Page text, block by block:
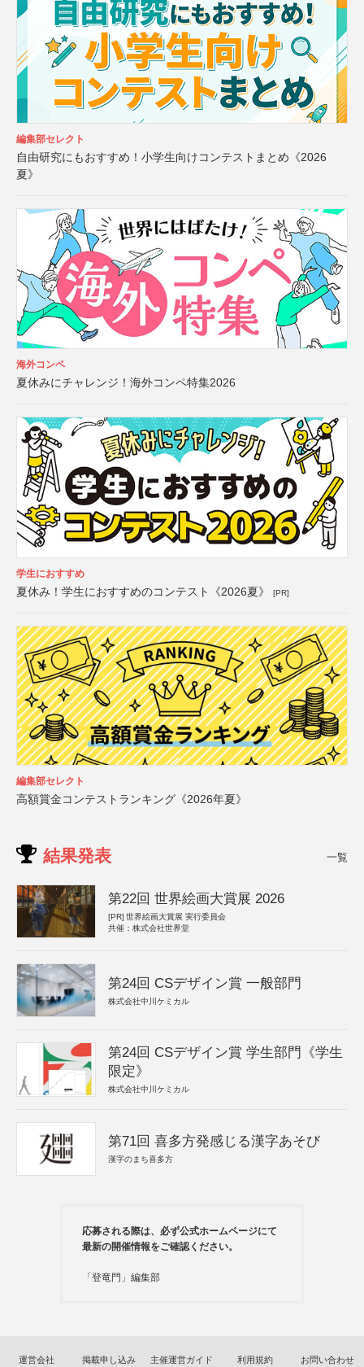
編集部セレクト
自由研究にもおすすめ！小学生向けコンテストまとめ《2026
夏》
海外コンペ
夏休みにチャレンジ！海外コンペ特集2026
学生におすすめ
夏休み！学生におすすめのコンテスト《2026夏》 [PR]
編集部セレクト
高額賞金コンテストランキング《2026年夏》
結果発表 一覧
第22回 世界絵画大賞展 2026
[PR] 世界絵画大賞展 実行委員会
共催：株式会社世界堂
第24回 CSデザイン賞 一般部門
株式会社中川ケミカル
第24回 CSデザイン賞 学生部門《学生
限定》
株式会社中川ケミカル
第71回 喜多方発感じる漢字あそび
漢字のまち喜多方
応募される際は、必ず公式ホームページにて
最新の開催情報をご確認ください。
「登竜門」編集部
運営会社 掲載申し込み 主催運営ガイド 利用規約 お問い合わせ